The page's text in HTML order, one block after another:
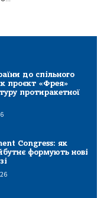
до спільного
проєкт «Фрея»
протиракетної
Congress: як
формують нові